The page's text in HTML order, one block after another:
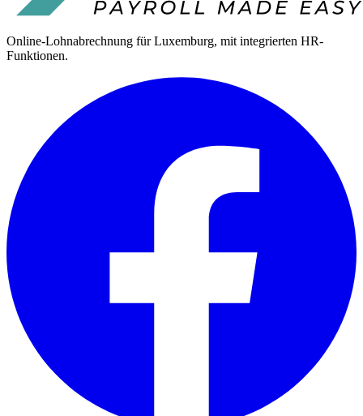
Online-Lohnabrechnung für Luxemburg, mit integrierten HR-
Funktionen.